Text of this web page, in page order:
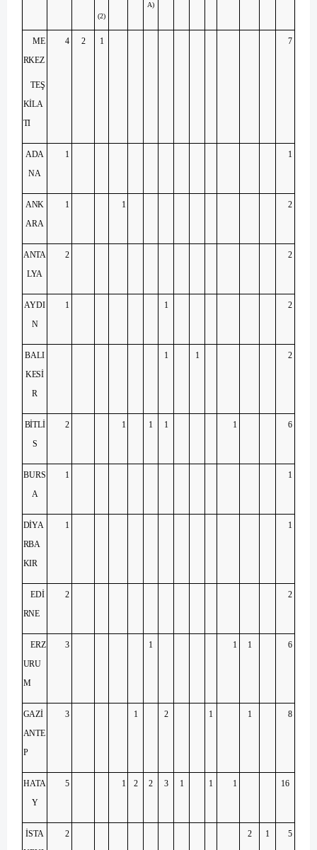
(2)
A)
ME
RKEZ
TEŞ
KİLA
TI
4 2 1 7
ADA
NA
1 1
ANK
ARA
1 1 2
ANTA
LYA
2 2
AYDI
N
1 1 2
BALI
KESİ
R
1 1 2
BİTLİ
S
2 1 1 1 1 6
BURS
A
1 1
DİYA
RBA
KIR
1 1
EDİ
RNE
2 2
ERZ
URU
M
3 1 1 1 6
GAZİ
ANTE
P
3 1 2 1 1 8
HATA
Y
5 1 2 2 3 1 1 1 16
İSTA
2 2 1 5